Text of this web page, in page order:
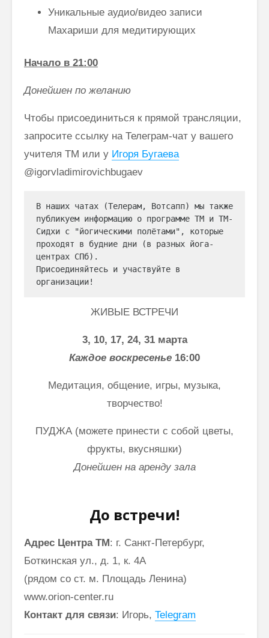
Уникальные аудио/видео записи
Махариши для медитирующих
Начало в 21:00
Донейшен по желанию
Чтобы присоединиться к прямой трансляции,
запросите ссылку на Телеграм-чат у вашего
учителя ТМ или у Игоря Бугаева
@igorvladimirovichbugaev
В наших чатах (Телерам, Вотсапп) мы также
публикуем информацию о программе ТМ и ТМ-
Сидхи с "йогическими полётами", которые
проходят в будние дни (в разных йога-
центрах СПб).
Присоединяйтесь и участвуйте в
организации!
ЖИВЫЕ ВСТРЕЧИ
3, 10, 17, 24, 31 марта
Каждое воскресенье 16:00
Медитация, общение, игры, музыка,
творчество!
ПУДЖА (можете принести с собой цветы,
фрукты, вкусняшки)
Донейшен на аренду зала
До встречи!
Адрес Центра ТМ: г. Санкт-Петербург,
Боткинская ул., д. 1, к. 4А
(рядом со ст. м. Площадь Ленина)
www.orion-center.ru
Контакт для связи: Игорь, Telegram